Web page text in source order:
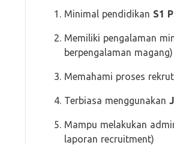
Minimal pendidikan S1
Memiliki pengalaman
berpengalaman magang)
Memahami proses
Terbiasa menggunakan
Mampu melakukan
laporan recruitment)